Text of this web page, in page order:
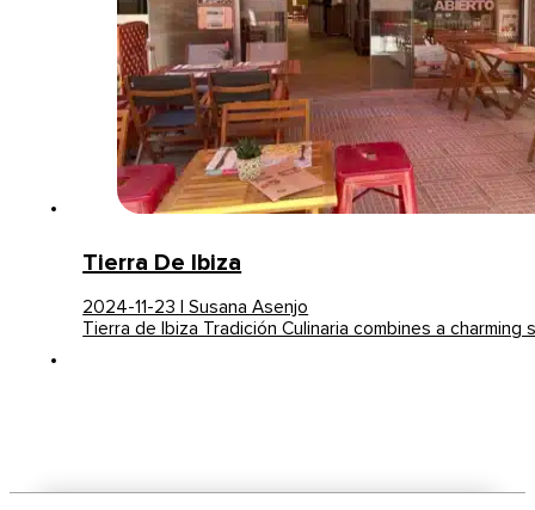
Tierra De Ibiza
2024-11-23 | Susana Asenjo
Tierra de Ibiza Tradición Culinaria combines a charming